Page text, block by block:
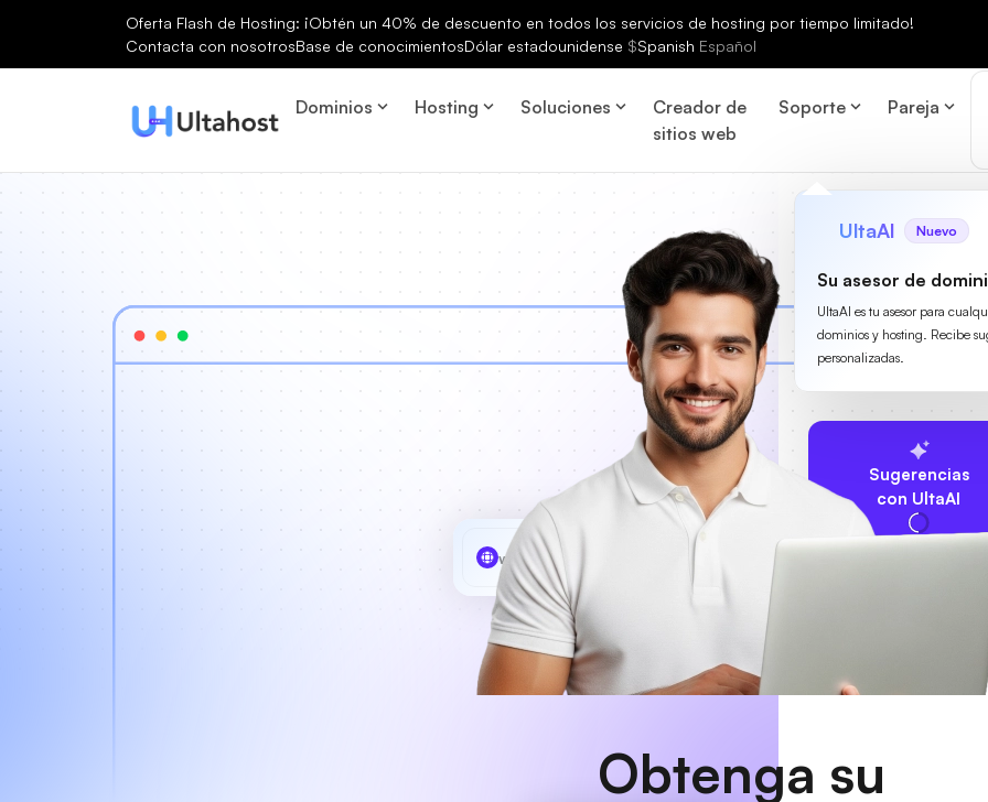
Oferta Flash de Hosting: ¡Obtén un 40% de descuento en todos los servicios de hosting por tiempo limitado!
Contacta con nosotrosBase de conocimientosDólar estadounidense $Spanish Español
Dominios Hosting Soluciones
Creador de
sitios web
Soporte Pareja
UltaAI Nuevo
Su asesor de
UltaAI es tu asesor para
dominios y hosting. Recibe
personalizadas.
Sugerencias
con UltaAI
www MyCafe
Obtenga su